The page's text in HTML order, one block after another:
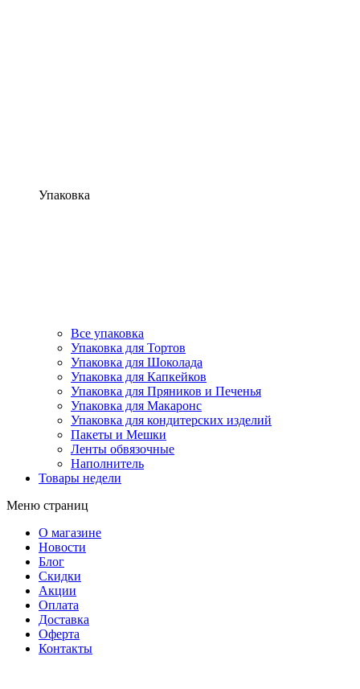
Упаковка
Все упаковка
Упаковка для Тортов
Упаковка для Шоколада
Упаковка для Капкейков
Упаковка для Пряников и Печенья
Упаковка для Макаронс
Упаковка для кондитерских изделий
Пакеты и Мешки
Ленты обвязочные
Наполнитель
Товары недели
Меню страниц
О магазине
Новости
Блог
Скидки
Акции
Оплата
Доставка
Оферта
Контакты